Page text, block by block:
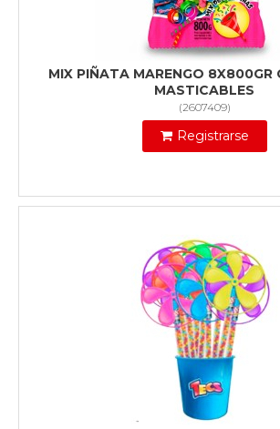
MIX PIÑATA MARENGO 8X800GR
MASTICABLES
(2607409)
Registrarse